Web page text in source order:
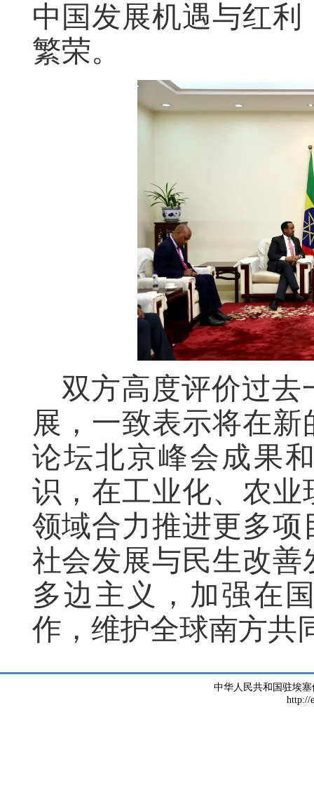
中国发展机遇与红
繁荣。
双方高度评价过
展，一致表示将在
论坛北京峰会成果
识，在工业化、农
领域合力推进更多
社会发展与民生改
多边主义，加强在
作，维护全球南方共
中华人民共和国驻埃
http://